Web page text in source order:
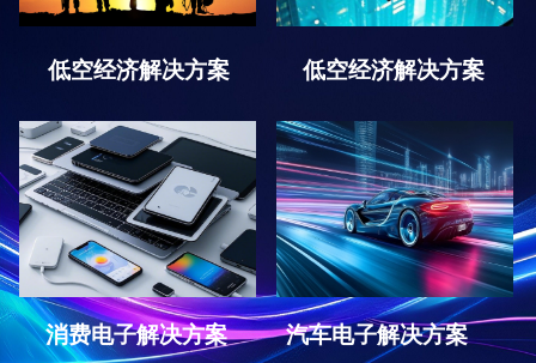
汽车电子解决方案
消费电子解决方案
低空经济解决方案
低空经济解决方案